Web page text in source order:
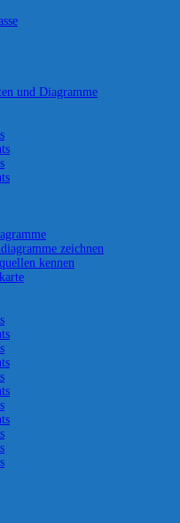
und Diagramme
zeichnen
kennen